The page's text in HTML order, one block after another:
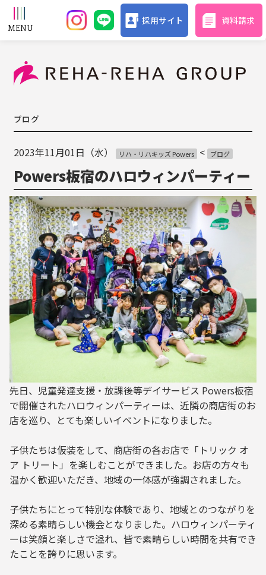
採用サイト 資料請求
ブログ
2023年11月01日（水） リハ・リハキッズ Powers < ブログ
Powers板宿のハロウィンパーティー
先日、児童発達支援・放課後等デイサービス Powers板宿
で開催されたハロウィンパーティーは、近隣の商店街のお
店を巡り、とても楽しいイベントになりました。
子供たちは仮装をして、商店街の各お店で「トリック オ
ア トリート」を楽しむことができました。お店の方々も
温かく歓迎いただき、地域の一体感が強調されました。
子供たちにとって特別な体験であり、地域とのつながりを
深める素晴らしい機会となりました。ハロウィンパーティ
ーは笑顔と楽しさで溢れ、皆で素晴らしい時間を共有でき
たことを誇りに思います。